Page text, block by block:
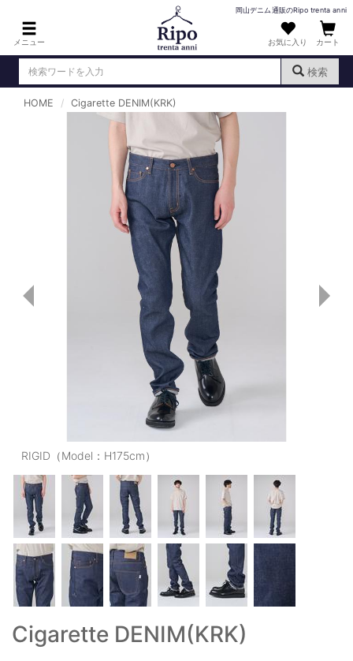
メニュー
岡山デニム通販のRipo trenta anni
お気に入り カート
検索
新規会員登録
DENIM : デニム
PANTS : パンツ
TOPS : トップス
T-SHIRT : Tシャツ
KNIT : ニット
SHIRT : シャツ
OUTERS : アウター
PANTS/SKIRT : パンツ・スカート
TOPS : トップス
OUTERS : アウター
OUTLET : アウトレット
MENS : メンズ
新規会員登録
HOME Cigarette DENIM(KRK)
RIGID（Model：H175cm）
Cigarette DENIM(KRK)